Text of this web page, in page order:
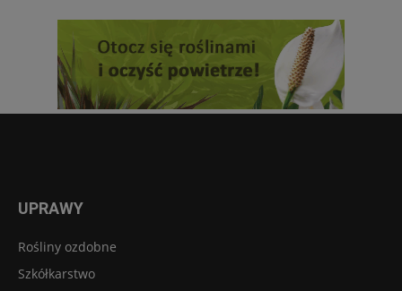
UPRAWY
Rośliny ozdobne
Szkółkarstwo